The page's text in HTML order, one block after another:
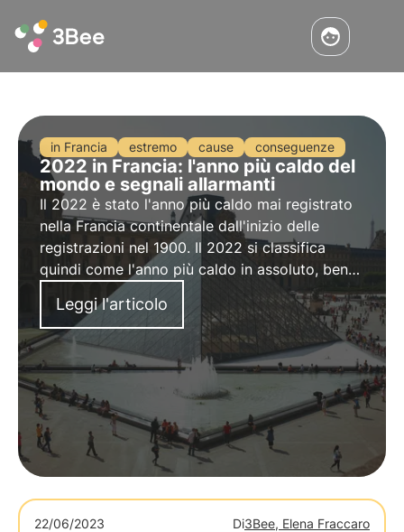
in Francia estremo cause conseguenze
2022 in Francia: l'anno più caldo del
mondo e segnali allarmanti
Il 2022 è stato l'anno più caldo mai registrato
nella Francia continentale dall'inizio delle
registrazioni nel 1900. Il 2022 si classifica
quindi come l'anno più caldo in assoluto, ben
prima del 2020, che ha detenuto il record fino
ad ora.
Leggi l'articolo
22/06/2023 Di3Bee, Elena Fraccaro